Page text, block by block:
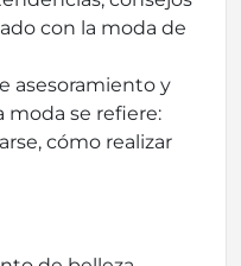
con la moda de
asesoramiento y
moda se refiere:
cómo realizar